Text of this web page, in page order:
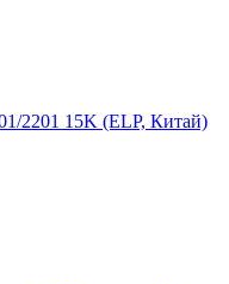
2201 15K (ELP, Китай)